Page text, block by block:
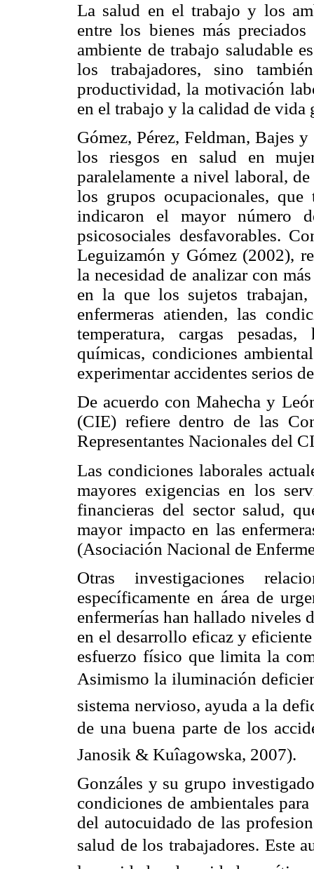
La salud en el trabajo y los
entre los bienes más
ambiente de trabajo saludable
los trabajadores, sino
productividad, la motivación
en el trabajo y la calidad de vida
Gómez, Pérez, Feldman, Bajes
los riesgos en salud en
paralelamente a nivel laboral,
los grupos ocupacionales, que
indicaron el mayor número
psicosociales desfavorables.
Leguizamón y Gómez (2002),
la necesidad de analizar con
en la que los sujetos
enfermeras atienden, las
temperatura, cargas
químicas, condiciones
experimentar accidentes serios
De acuerdo con Mahecha y
(CIE) refiere dentro de las
Representantes Nacionales del
Las condiciones laborales
mayores exigencias en los
financieras del sector salud,
mayor impacto en las
(Asociación Nacional de
Otras investigaciones
específicamente en área de
enfermerías han hallado
en el desarrollo eficaz y
esfuerzo físico que limita la
Asimismo la iluminación
sistema nervioso, ayuda a la
de una buena parte de los
Janosik & Kuîagowska, 2007).
Gonzáles y su grupo
condiciones de ambientales
del autocuidado de las
salud de los trabajadores. Este